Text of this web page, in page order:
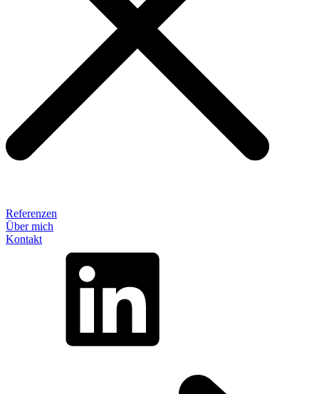
Referenzen
Über mich
Kontakt